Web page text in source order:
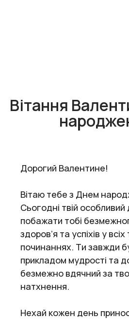
Вітання
Дорогий Валентине!
Вітаю тебе з Днем
Сьогодні твій особливий
побажати тобі
здоров’я та успіхів у всіх
починаннях. Ти завжди
прикладом мудрості та
безмежно вдячний за
натхнення.
Нехай кожен день